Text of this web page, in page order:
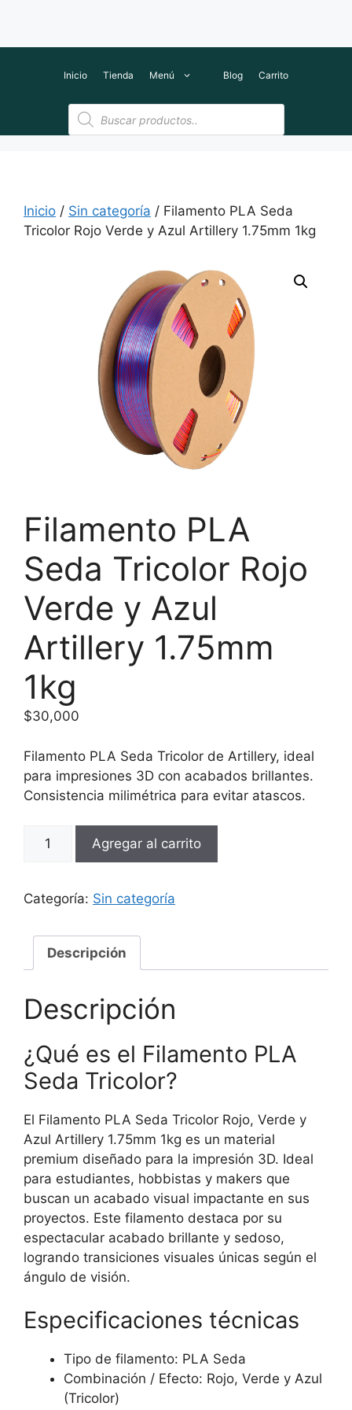
Inicio Tienda Menú Blog Carrito
Búsqueda
de
productos
Inicio / Sin categoría / Filamento PLA Seda
Tricolor Rojo Verde y Azul Artillery 1.75mm 1kg
Filamento PLA
Seda Tricolor Rojo
Verde y Azul
Artillery 1.75mm
1kg
$30,000
Filamento PLA Seda Tricolor de Artillery, ideal
para impresiones 3D con acabados brillantes.
Consistencia milimétrica para evitar atascos.
Filamento
Tricolor
Verde
Azul
1.75mm
cantidad
Agregar al carrito
Categoría: Sin categoría
Descripción
Descripción
¿Qué es el Filamento PLA
Seda Tricolor?
El Filamento PLA Seda Tricolor Rojo, Verde y
Azul Artillery 1.75mm 1kg es un material
premium diseñado para la impresión 3D. Ideal
para estudiantes, hobbistas y makers que
buscan un acabado visual impactante en sus
proyectos. Este filamento destaca por su
espectacular acabado brillante y sedoso,
logrando transiciones visuales únicas según el
ángulo de visión.
Especificaciones técnicas
Tipo de filamento: PLA Seda
Combinación / Efecto: Rojo, Verde y Azul
(Tricolor)